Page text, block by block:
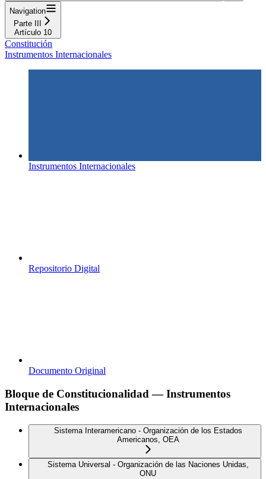
Navigation
Parte III
Artículo 10
Constitución
Instrumentos Internacionales
Instrumentos Internacionales
Repositorio Digital
Documento Original
Bloque de Constitucionalidad — Instrumentos
Internacionales
Sistema Interamericano - Organización de los Estados
Americanos, OEA
Sistema Universal - Organización de las Naciones Unidas,
ONU